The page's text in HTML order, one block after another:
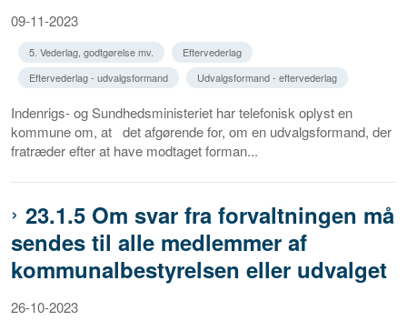
09-11-2023
5. Vederlag, godtgørelse mv.
Eftervederlag
Eftervederlag - udvalgsformand
Udvalgsformand - eftervederlag
Indenrigs- og Sundhedsministeriet har telefonisk oplyst en
kommune om, at det afgørende for, om en udvalgsformand, der
fratræder efter at have modtaget forman...
23.1.5 Om svar fra forvaltningen må
sendes til alle medlemmer af
kommunalbestyrelsen eller udvalget
26-10-2023